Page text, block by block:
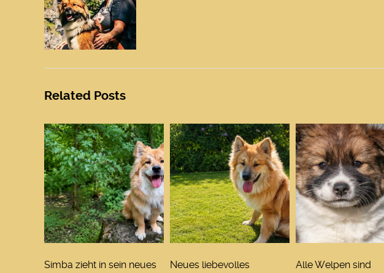
Related Posts
Simba zieht in sein neues
Neues liebevolles
Alle Welpen sind